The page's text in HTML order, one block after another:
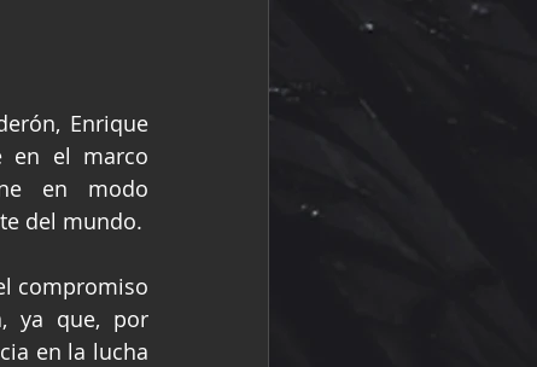
Enrique
en el marco
en modo
del mundo.
compromiso
ya que, por
en la lucha